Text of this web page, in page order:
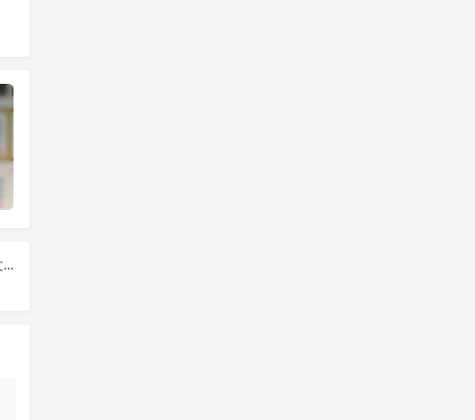
3D地图生成器3D Map Generator扩展面板插件英文原版